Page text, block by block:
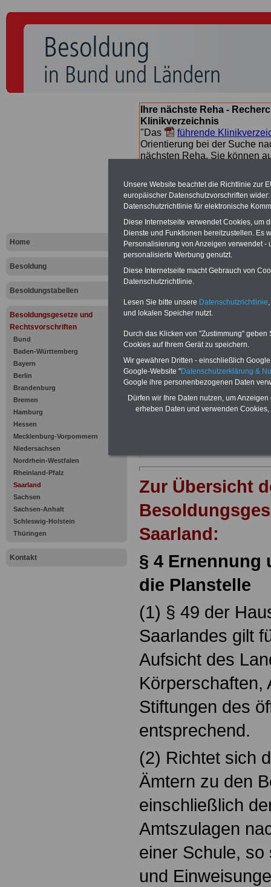
Home
Besoldung
Besoldungstabellen
Besoldungsgesetze und
Rechtsvorschriften
Bund
Baden-Württemberg
Bayern
Berlin
Brandenburg
Bremen
Hamburg
Hessen
Mecklenburg-Vorpommern
Niedersachsen
Nordrhein-Westfalen
Rheinland-Pfalz
Saarland
Sachsen
Sachsen-Anhalt
Schleswig-Holstein
Thüringen
Kontakt
Ihre nächste Reha -
Klinikverzeichnis
"Das
führende
Orientierung bei der Suche
nächsten Reha. Sie können
Landes
Ernennung
Planstelle
Zur Übersicht
Saarland:
§ 4 Ernennung
die Planstelle
(1) § 49 der
Saarlandes gilt
Aufsicht des
Körperschaften,
Stiftungen des
entsprechend.
(2) Richtet sich
Ämtern zu den
einschließlich
Amtszulagen
einer Schule,
und
Unsere Website beachtet die Richtlinie zur
europäischer Datenschutzvorschriften
Datenschutzrichtlinie für elektronische
Diese Internetseite verwendet Cookies, um
Dienste und Funktionen bereitzustellen. Es
Personalisierung von Anzeigen verwendet
personalisierte Werbung genutzt.
Diese Internetseite macht Gebrauch von
Datenschutzrichtlinie.
Lesen Sie bitte unsere Datenschutzrichtlinie
und lokalen Speicher nutzt.
Durch das Klicken von "Zustimmung"
Cookies auf Ihrem Gerät zu speichern.
Wir gewähren Dritten - einschließlich
Google-Website "Datenschutzerklärung &
Google ihre personenbezogenen Daten
Dürfen wir Ihre Daten nutzen, um
erheben Daten und verwenden